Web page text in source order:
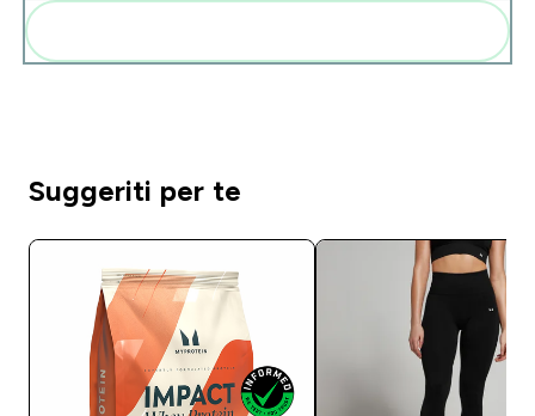
Suggeriti per te